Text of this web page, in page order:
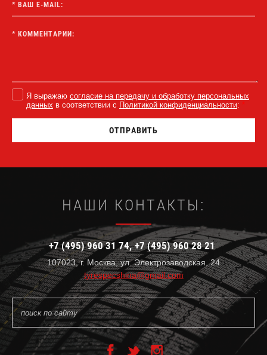
Я выражаюсогласие на передачу и обработку персональных
данных в соответствии с Политикой конфиденциальности: *
ОТПРАВИТЬ
НАШИ КОНТАКТЫ:
+7 (495) 960 31 74 +7 (495) 960 28 21
107023, г. Москва, ул. Электрозаводская, 24
tyrespecshina@gmail.com